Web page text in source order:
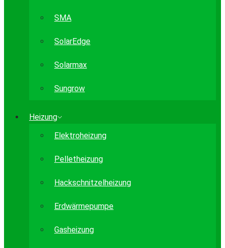
SMA
SolarEdge
Solarmax
Sungrow
Heizung
Elektroheizung
Pelletheizung
Hackschnitzelheizung
Erdwärmepumpe
Gasheizung